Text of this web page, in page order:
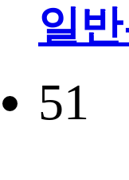
일
51